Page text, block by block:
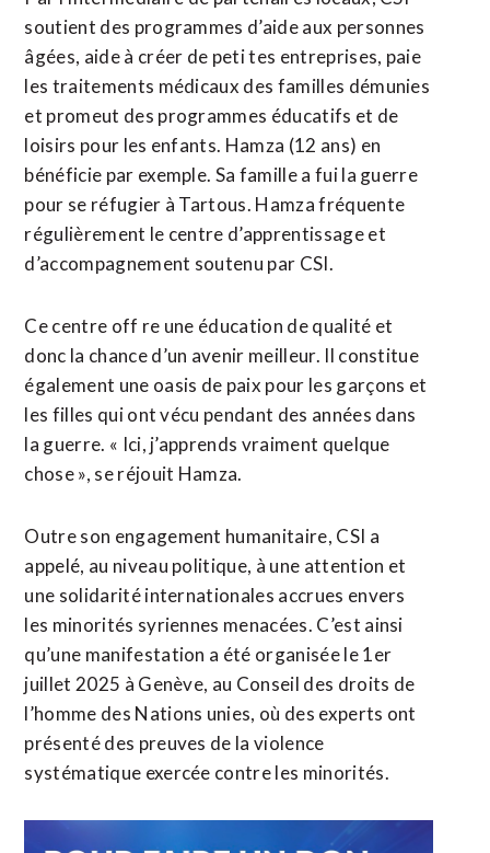
soutient des programmes d’aide aux personnes
âgées, aide à créer de peti tes entreprises, paie
les traitements médicaux des familles démunies
et promeut des programmes éducatifs et de
loisirs pour les enfants. Hamza (12 ans) en
bénéficie par exemple. Sa famille a fui la guerre
pour se réfugier à Tartous. Hamza fréquente
régulièrement le centre d’apprentissage et
d’accompagnement soutenu par CSI.
Ce centre off re une éducation de qualité et
donc la chance d’un avenir meilleur. Il constitue
également une oasis de paix pour les garçons et
les filles qui ont vécu pendant des années dans
la guerre. « Ici, j’apprends vraiment quelque
chose », se réjouit Hamza.
Outre son engagement humanitaire, CSI a
appelé, au niveau politique, à une attention et
une solidarité internationales accrues envers
les minorités syriennes menacées. C’est ainsi
qu’une manifestation a été organisée le 1er
juillet 2025 à Genève, au Conseil des droits de
l’homme des Nations unies, où des experts ont
présenté des preuves de la violence
systématique exercée contre les minorités.